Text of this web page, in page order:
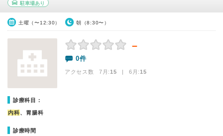
駐車場あり
土曜（〜12:30） 朝（8:30〜）
－
0件
アクセス数 7月:15 | 6月:15
診療科目：
内科、胃腸科
診療時間